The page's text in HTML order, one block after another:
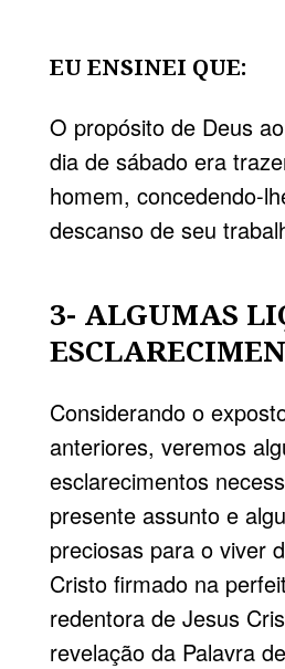
EU ENSINEI QUE:
O propósito de Deus
dia de sábado era
homem, concedendo-
descanso de seu
3- ALGUMAS
Considerando o
anteriores, veremos
esclarecimentos
presente assunto e
preciosas para o viver
Cristo firmado na
redentora de Jesus
revelação da Palavra